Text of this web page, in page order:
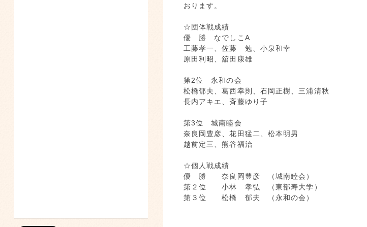
おります。
☆団体戦成績
優 勝 なでしこA
工藤孝一、佐藤 勉、小泉和幸
原田利昭、舘田康雄
第2位 永和の会
松橋郁夫、葛西幸則、石岡正樹、三浦清秋
長内アキエ、斉藤ゆり子
第3位 城南睦会
奈良岡豊彦、花田猛二、松本明男
越前定三、熊谷福治
☆個人戦成績
優 勝 奈良岡豊彦 （城南睦会）
第２位 小林 孝弘 （東部寿大学）
第３位 松橋 郁夫 （永和の会）